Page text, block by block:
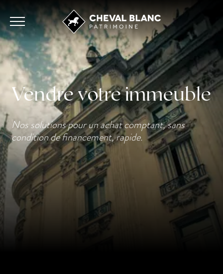
Vendre votre immeuble
Nos solutions pour un achat comptant, sans
condition de financement, rapide.